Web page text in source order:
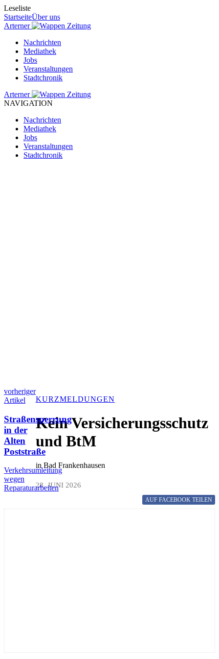
Leseliste
StartseiteÜber uns
Arterner
Zeitung
Nachrichten
Mediathek
Jobs
Veranstaltungen
Stadtchronik
Arterner
Zeitung
NAVIGATION
Nachrichten
Mediathek
Jobs
Veranstaltungen
Stadtchronik
vorheriger
Artikel
Straßensperrung
in der
Alten
Poststraße
Verkehrsumleitung
wegen
Reparaturarbeiten
KURZMELDUNGEN
Kein Versicherungsschutz
und BtM
in Bad Frankenhausen
28. JUNI 2026
AUF FACEBOOK TEILEN